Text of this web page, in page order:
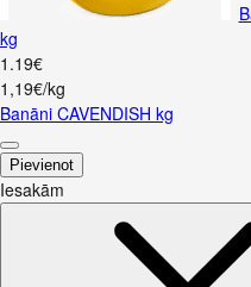
kg
1 .19€
1,19€/kg
Banāni CAVENDISH kg
Pievienot